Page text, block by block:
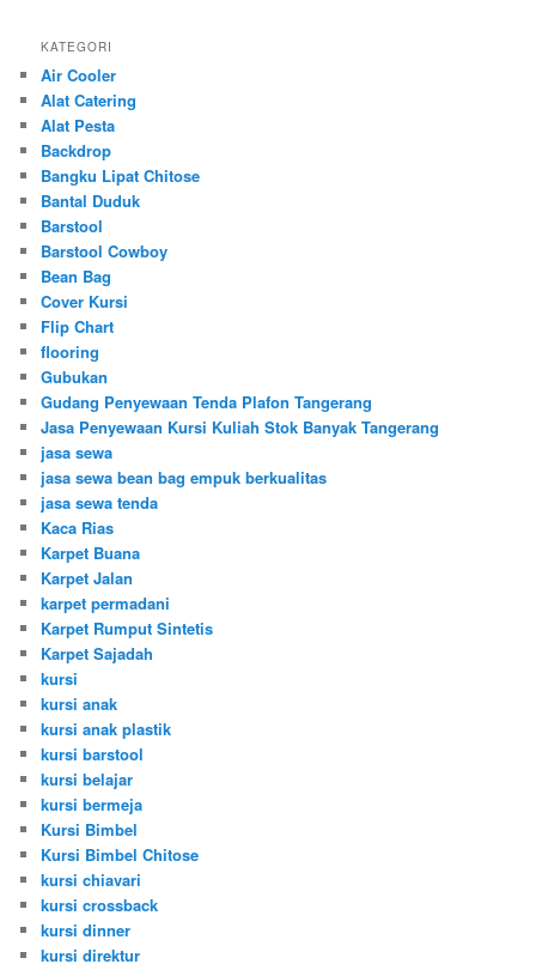
KATEGORI
Air Cooler
Alat Catering
Alat Pesta
Backdrop
Bangku Lipat Chitose
Bantal Duduk
Barstool
Barstool Cowboy
Bean Bag
Cover Kursi
Flip Chart
flooring
Gubukan
Gudang Penyewaan Tenda Plafon Tangerang
Jasa Penyewaan Kursi Kuliah Stok Banyak Tangerang
jasa sewa
jasa sewa bean bag empuk berkualitas
jasa sewa tenda
Kaca Rias
Karpet Buana
Karpet Jalan
karpet permadani
Karpet Rumput Sintetis
Karpet Sajadah
kursi
kursi anak
kursi anak plastik
kursi barstool
kursi belajar
kursi bermeja
Kursi Bimbel
Kursi Bimbel Chitose
kursi chiavari
kursi crossback
kursi dinner
kursi direktur